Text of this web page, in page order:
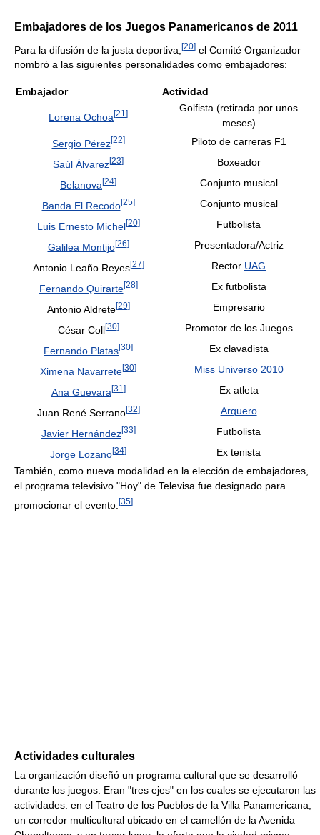
Embajadores de los Juegos Panamericanos de 2011
Para la difusión de la justa deportiva, [20] el Comité Organizador
nombró a las siguientes personalidades como embajadores:
Embajador Actividad
Lorena Ochoa [21 ]
Golfista (retirada por unos
meses)
Sergio Pérez[22]
Piloto de carreras F1
Saúl Álvarez[23]
Boxeador
Belanova [24]
Conjunto musical
Banda El Recodo[25]
Conjunto musical
Luis Ernesto Michel[20]
Futbolista
Galilea Montijo[26]
Presentadora/Actriz
Antonio Leaño Reyes[27] Rector UAG
Fernando Quirarte[28]
Ex futbolista
Antonio Aldrete[29]
Empresario
César Coll[30]
Promotor de los Juegos
Fernando Platas[30]
Ex clavadista
Ximena Navarrete[30]
Miss Universo 2010
Ana Guevara [31 ]
Ex atleta
Juan René Serrano[32]
Arquero
Javier Hernández[33]
Futbolista
Jorge Lozano[34]
Ex tenista
También, como nueva modalidad en la elección de embajadores,
el programa televisivo "Hoy" de Televisa fue designado para
promocionar el evento. [35]
Actividades culturales
La organización diseñó un programa cultural que se desarrolló
durante los juegos. Eran "tres ejes" en los cuales se ejecutaron las
actividades: en el Teatro de los Pueblos de la Villa Panamericana;
un corredor multicultural ubicado en el camellón de la Avenida